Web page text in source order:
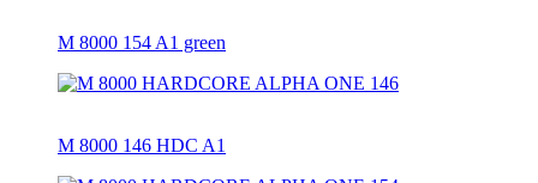
M 8000 154 A1 green
M 8000 146 HDC A1